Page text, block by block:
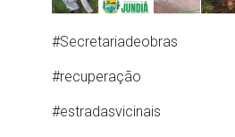
#Secretariadeobras
#recuperação
#estradasvicinais